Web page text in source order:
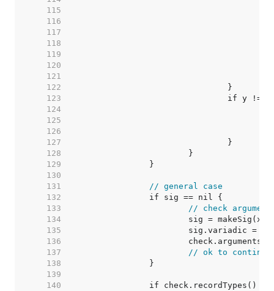
   115
   116
   117
   118
   119
   120
   121
   122
   123
   124
   125
   126
   127
   128
   129
   130
   131
// general case
   132
   133
// check
   134
sig =
   135
   136
   137
// ok to continue
   138
   139
   140